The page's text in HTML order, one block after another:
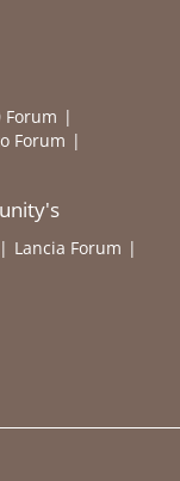
Forum
Forum
Lancia Forum